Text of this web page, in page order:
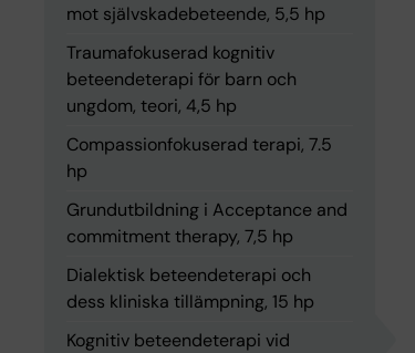
mot självskadebeteende, 5,5 hp
Traumafokuserad kognitiv
beteendeterapi för barn och
ungdom, teori, 4,5 hp
Compassionfokuserad terapi, 7.5
hp
Grundutbildning i Acceptance and
commitment therapy, 7,5 hp
Dialektisk beteendeterapi och
dess kliniska tillämpning, 15 hp
Kognitiv beteendeterapi vid